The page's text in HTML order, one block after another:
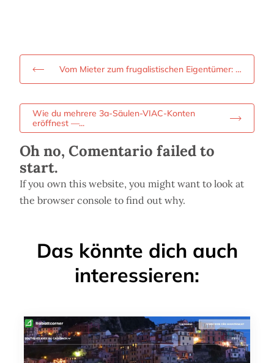
Vom Mieter zum frugalistischen Eigentümer: …
Wie du mehrere 3a-Säulen-VIAC-Konten
eröffnest —...
Oh no, Comentario failed to
start.
If you own this website, you might want to look at
the browser console to find out why.
Das könnte dich auch
interessieren: